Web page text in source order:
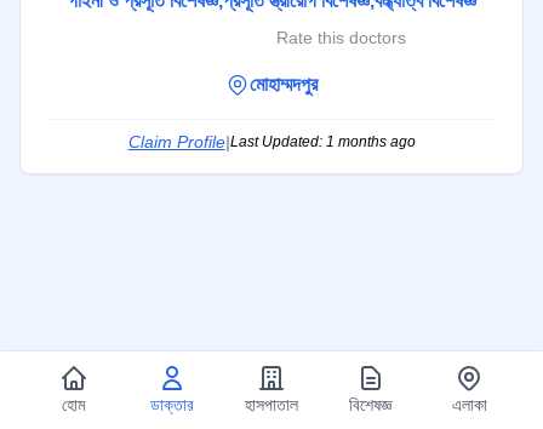
Rate this doctors
মোহাম্মদপুর
Claim Profile|Last Updated: 1 months ago
হোম ডাক্তার হাসপাতাল বিশেষজ্ঞ এলাকা